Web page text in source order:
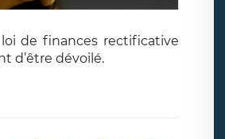
de finances rectificative
d’être dévoilé.